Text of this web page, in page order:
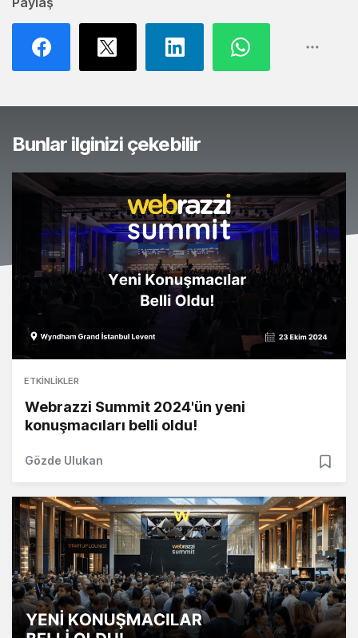
Bunlar ilginizi çekebilir
ETKINLIKLER
Webrazzi Summit 2024'ün yeni
konuşmacıları belli oldu!
Gözde Ulukan